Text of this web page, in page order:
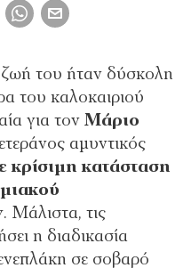
ζωή του ήταν δύσκολη
του καλοκαιριού
για τον Μάριο
αμυντικός
κρίσιμη κατάσταση
. Μάλιστα, τις
η διαδικασία
σε σοβαρό